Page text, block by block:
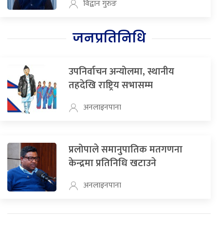
विद्वान गुरुङ
जनप्रतिनिधि
उपनिर्वाचन अन्योलमा, स्थानीय
तहदेखि राष्ट्रिय सभासम्म
अनलाइनपाना
प्रलोपाले समानुपातिक मतगणना
केन्द्रमा प्रतिनिधि खटाउने
अनलाइनपाना